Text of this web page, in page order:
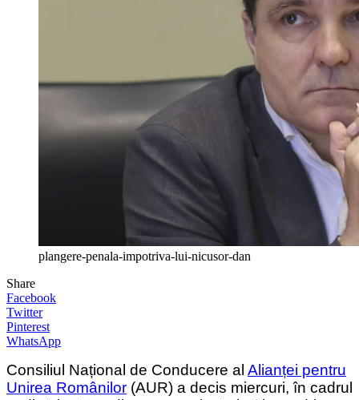
plangere-penala-impotriva-lui-nicusor-dan
Share
Facebook
Twitter
Pinterest
WhatsApp
Consiliul Național de Conducere al Alianței pentru
Unirea Românilor (AUR) a decis miercuri, în cadrul